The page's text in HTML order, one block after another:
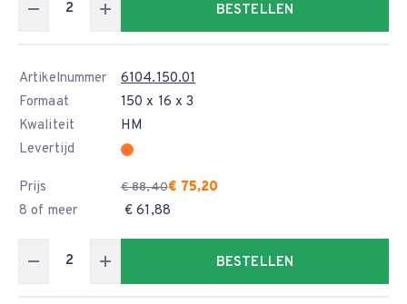
BESTELLEN
Artikelnummer
6104.150.01
Formaat
150 x 16 x 3
Kwaliteit
HM
Levertijd
Prijs € 88,40€ 75,20
8 of meer
€ 61,88
BESTELLEN